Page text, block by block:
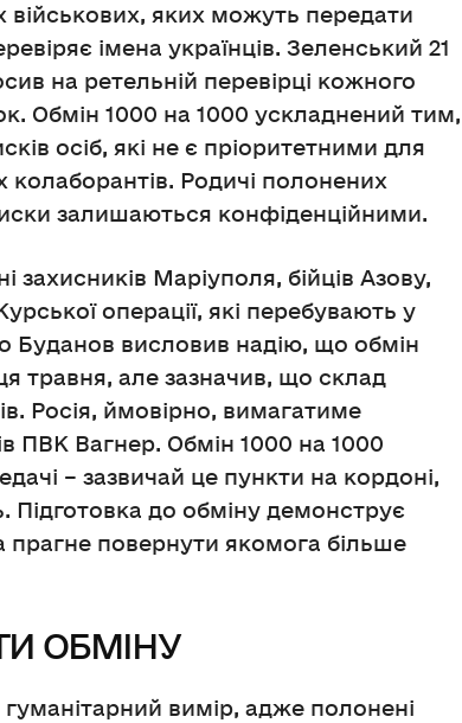
яких можуть передати
імена українців. Зеленський 21
на ретельній перевірці кожного
Обмін 1000 на 1000 ускладнений тим,
осіб, які не є пріоритетними для
Родичі полонених
залишаються конфіденційними.
захисників Маріуполя, бійців Азову,
операції, які перебувають у
Буданов висловив надію, що обмін
травня, але зазначив, що склад
Росія, ймовірно, вимагатиме
ПВК Вагнер. Обмін 1000 на 1000
– зазвичай це пункти на кордоні,
Підготовка до обміну демонструє
прагне повернути якомога більше
ОБМІНУ
вимір, адже полонені